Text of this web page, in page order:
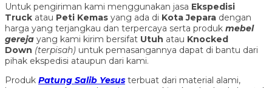
Untuk pengiriman kami menggunakan jasa Ekspedisi
Truck atau Peti Kemas yang ada di Kota Jepara dengan
harga yang terjangkau dan terpercaya serta produk mebel
gereja yang kami kirim bersifat Utuh atau Knocked
Down (terpisah) untuk pemasangannya dapat di bantu dari
pihak ekspedisi ataupun dari kami.
Produk Patung Salib Yesus terbuat dari material alami,